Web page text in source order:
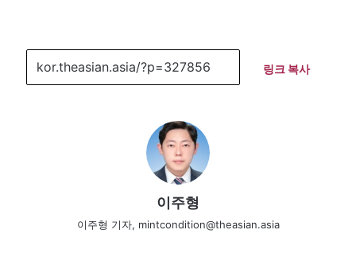
링크 복사
이주형
이주형 기자, mintcondition@theasian.asia